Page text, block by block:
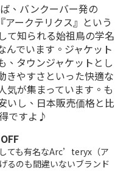
、バンクーバー発の
ークテリクス』という
て知られる始祖鳥の学名
んでいます。ジャケット
、タウンジャケットとし
きやすさといった快適な
気が集まっています。も
いし、日本販売価格と比
ですよ♪
ても有名なArc’teryx（ア
るのも間違いないブランド